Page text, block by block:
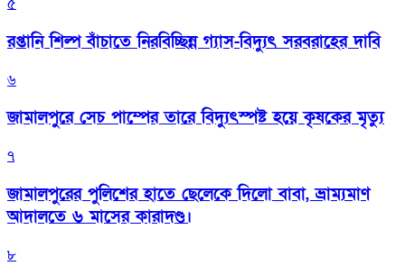
রপ্তানি শিল্প বাঁচাতে নিরবিচ্ছিন্ন গ্যাস-বিদ্যুৎ সরবরাহের দাবি
৬
জামালপুরে সেচ পাম্পের তারে বিদ্যুৎস্পষ্ট হয়ে কৃষকের মৃত্যু
৭
জামালপুরের পুলিশের হাতে ছেলেকে দিলো বাবা, ভ্রাম্যমাণ
আদালতে ৬ মাসের কারাদণ্ড।
৮